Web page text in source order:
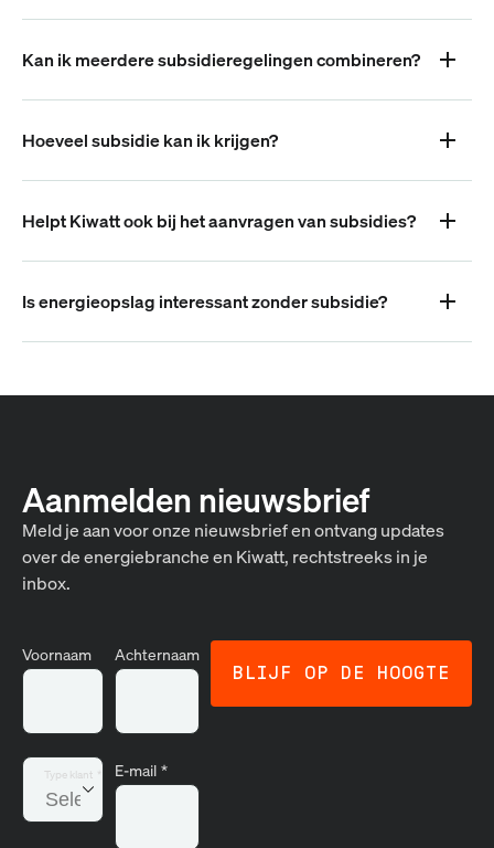
Kan ik meerdere subsidieregelingen combineren?
Hoeveel subsidie kan ik krijgen?
Helpt Kiwatt ook bij het aanvragen van subsidies?
Is energieopslag interessant zonder subsidie?
Aanmelden nieuwsbrief
Meld je aan voor onze nieuwsbrief en ontvang updates
over de energiebranche en Kiwatt, rechtstreeks in je
inbox.
Voornaam Achternaam
Type klant * E-mail *